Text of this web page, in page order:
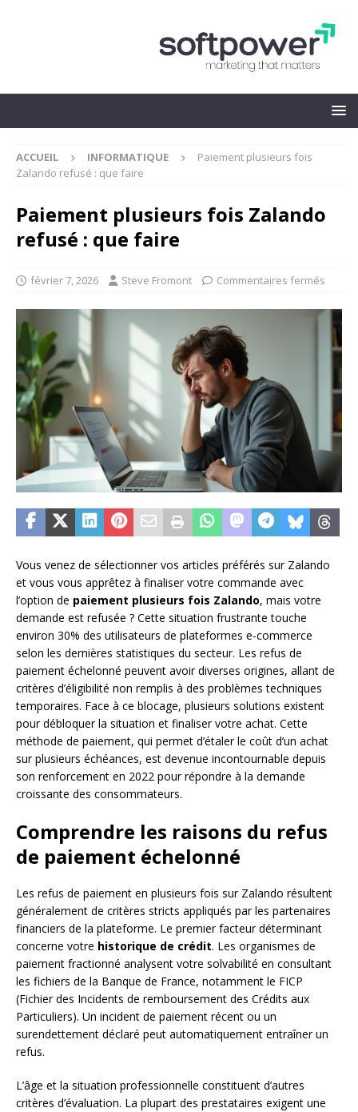
ACCUEIL INFORMATIQUE
Paiement plusieurs fois
Zalando refusé : que faire
Paiement plusieurs fois Zalando
refusé : que faire
février 7, 2026 Steve Fromont Commentaires fermés
Vous venez de sélectionner vos articles préférés sur Zalando
et vous vous apprêtez à finaliser votre commande avec
l’option de paiement plusieurs fois Zalando, mais votre
demande est refusée ? Cette situation frustrante touche
environ 30% des utilisateurs de plateformes e-commerce
selon les dernières statistiques du secteur. Les refus de
paiement échelonné peuvent avoir diverses origines, allant de
critères d’éligibilité non remplis à des problèmes techniques
temporaires. Face à ce blocage, plusieurs solutions existent
pour débloquer la situation et finaliser votre achat. Cette
méthode de paiement, qui permet d’étaler le coût d’un achat
sur plusieurs échéances, est devenue incontournable depuis
son renforcement en 2022 pour répondre à la demande
croissante des consommateurs.
Comprendre les raisons du refus
de paiement échelonné
Les refus de paiement en plusieurs fois sur Zalando résultent
généralement de critères stricts appliqués par les partenaires
financiers de la plateforme. Le premier facteur déterminant
concerne votre historique de crédit. Les organismes de
paiement fractionné analysent votre solvabilité en consultant
les fichiers de la Banque de France, notamment le FICP
(Fichier des Incidents de remboursement des Crédits aux
Particuliers). Un incident de paiement récent ou un
surendettement déclaré peut automatiquement entraîner un
refus.
L’âge et la situation professionnelle constituent d’autres
critères d’évaluation. La plupart des prestataires exigent une